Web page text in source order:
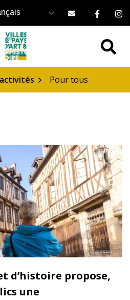
Lien
Pour tous
d’histoire propose,
une